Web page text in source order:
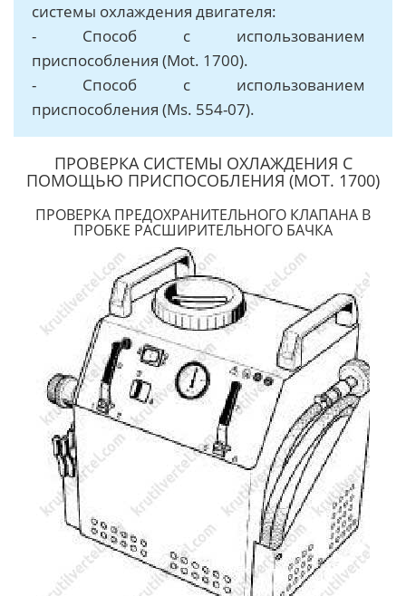
системы охлаждения двигателя:
- Способ с использованием
приспособления (Mot. 1700).
- Способ с использованием
приспособления (Ms. 554-07).
ПРОВЕРКА СИСТЕМЫ ОХЛАЖДЕНИЯ С
ПОМОЩЬЮ ПРИСПОСОБЛЕНИЯ (МОТ. 1700)
ПРОВЕРКА ПРЕДОХРАНИТЕЛЬНОГО КЛАПАНА В
ПРОБКЕ РАСШИРИТЕЛЬНОГО БАЧКА